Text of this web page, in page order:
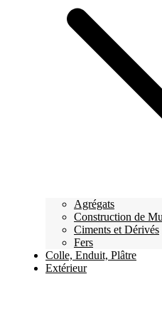
Agrégats
Construction de
Ciments et Dérivés
Fers
Colle, Enduit, Plâtre
Extérieur